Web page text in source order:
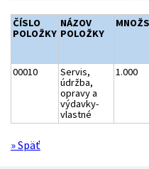
ČÍSLO
POLOŽKY
NÁZOV
POLOŽKY
00010
Servis,
údržba,
opravy a
výdavky-
vlastné
1.000
» Späť